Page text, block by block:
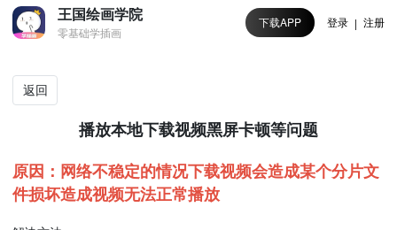
王国绘画学院
零基础学插画
下载APP 登录 | 注册
返回
播放本地下载视频黑屏卡顿等问题
原因：网络不稳定的情况下载视频会造成某个分片文
件损坏造成视频无法正常播放